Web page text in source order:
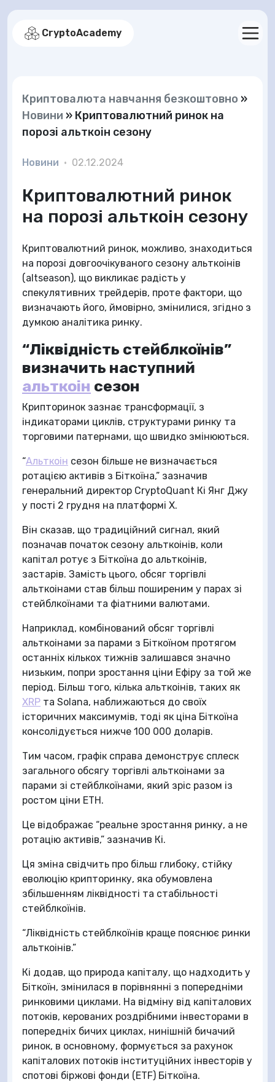
CryptoAcademy
Криптовалюта навчання безкоштовно »
Новини » Криптовалютний ринок на
порозі альткоін сезону
Новини • 02.12.2024
Криптовалютний ринок
на порозі альткоін сезону
Криптовалютний ринок, можливо, знаходиться
на порозі довгоочікуваного сезону альткоінів
(altseason), що викликає радість у
спекулятивних трейдерів, проте фактори, що
визначають його, ймовірно, змінилися, згідно з
думкою аналітика ринку.
“Ліквідність стейблкоїнів”
визначить наступний
альткоін сезон
Крипторинок зазнає трансформації, з
індикаторами циклів, структурами ринку та
торговими патернами, що швидко змінюються.
“Альткоін сезон більше не визначається
ротацією активів з Біткоїна,” зазначив
генеральний директор CryptoQuant Кі Янг Джу
у пості 2 грудня на платформі X.
Він сказав, що традиційний сигнал, який
позначав початок сезону альткоінів, коли
капітал ротує з Біткоїна до альткоінів,
застарів. Замість цього, обсяг торгівлі
альткоінами став більш поширеним у парах зі
стейблкоїнами та фіатними валютами.
Наприклад, комбінований обсяг торгівлі
альткоінами за парами з Біткоїном протягом
останніх кількох тижнів залишався значно
низьким, попри зростання ціни Ефіру за той же
період. Більш того, кілька альткоінів, таких як
XRP та Solana, наближаються до своїх
історичних максимумів, тоді як ціна Біткоїна
консолідується нижче 100 000 доларів.
Тим часом, графік справа демонструє сплеск
загального обсягу торгівлі альткоінами за
парами зі стейблкоїнами, який зріс разом із
ростом ціни ETH.
Це відображає “реальне зростання ринку, а не
ротацію активів,” зазначив Кі.
Ця зміна свідчить про більш глибоку, стійку
еволюцію крипторинку, яка обумовлена
збільшенням ліквідності та стабільності
стейблкоїнів.
“Ліквідність стейблкоїнів краще пояснює ринки
альткоінів.”
Кі додав, що природа капіталу, що надходить у
Біткоїн, змінилася в порівнянні з попередніми
ринковими циклами. На відміну від капіталових
потоків, керованих роздрібними інвесторами в
попередніх бичих циклах, нинішній бичачий
ринок, в основному, формується за рахунок
капіталових потоків інституційних інвесторів у
спотові біржові фонди (ETF) Біткоїна.